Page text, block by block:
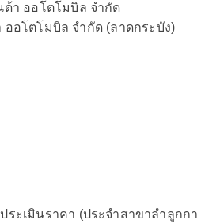
า ออโตโมบิล จำกัด
อโตโมบิล จำกัด (ลาดกระบัง)
ระเมินราคา (ประจำสาขาลำลูกกา